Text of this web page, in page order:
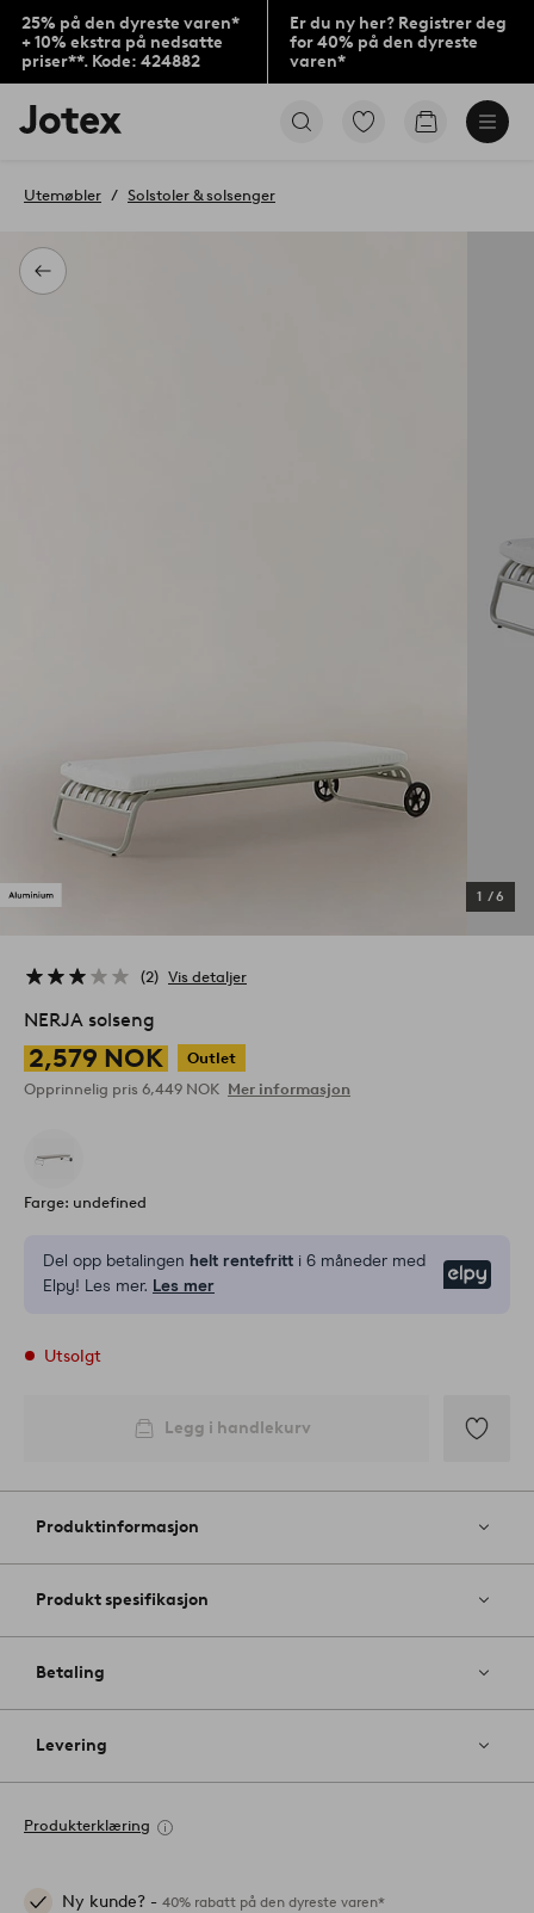
25% på den dyreste varen*
+ 10% ekstra på nedsatte
priser**. Kode: 424882
Er du ny her? Registrer deg
for 40% på den dyreste
varen*
Jotex’
logo
til
Gå
Gå
Tilbake
Utemøbler Solstoler & solsenger
1 /6
2 Vis detaljer
NERJA solseng
2,579 NOK
Outlet
Opprinnelig pris 6,449 NOK Mer informasjon
Farge: undefined
Del opp betalingen helt rentefritt i 6 måneder med
Elpy! Les mer. Les mer
Utsolgt
Legg i handlekurv
til
Produktinformasjon
Produkt spesifikasjon
Betaling
Levering
Produkterklæring
Ny kunde? - 40% rabatt på den dyreste varen*